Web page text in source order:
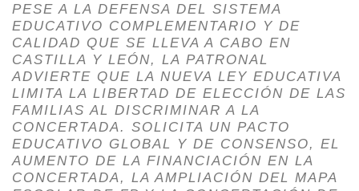
PESE A LA DEFENSA DEL SISTEMA
EDUCATIVO COMPLEMENTARIO Y DE
CALIDAD QUE SE LLEVA A CABO EN
CASTILLA Y LEÓN, LA PATRONAL
ADVIERTE QUE LA NUEVA LEY EDUCATIVA
LIMITA LA LIBERTAD DE ELECCIÓN DE LAS
FAMILIAS AL DISCRIMINAR A LA
CONCERTADA. SOLICITA UN PACTO
EDUCATIVO GLOBAL Y DE CONSENSO, EL
AUMENTO DE LA FINANCIACIÓN EN LA
CONCERTADA, LA AMPLIACIÓN DEL MAPA